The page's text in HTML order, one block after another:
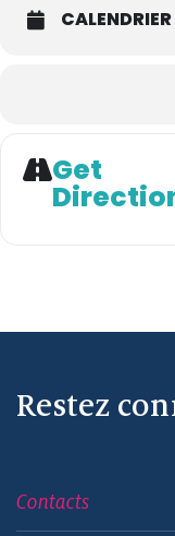
CALENDRIER
Get
Restez
Contacts